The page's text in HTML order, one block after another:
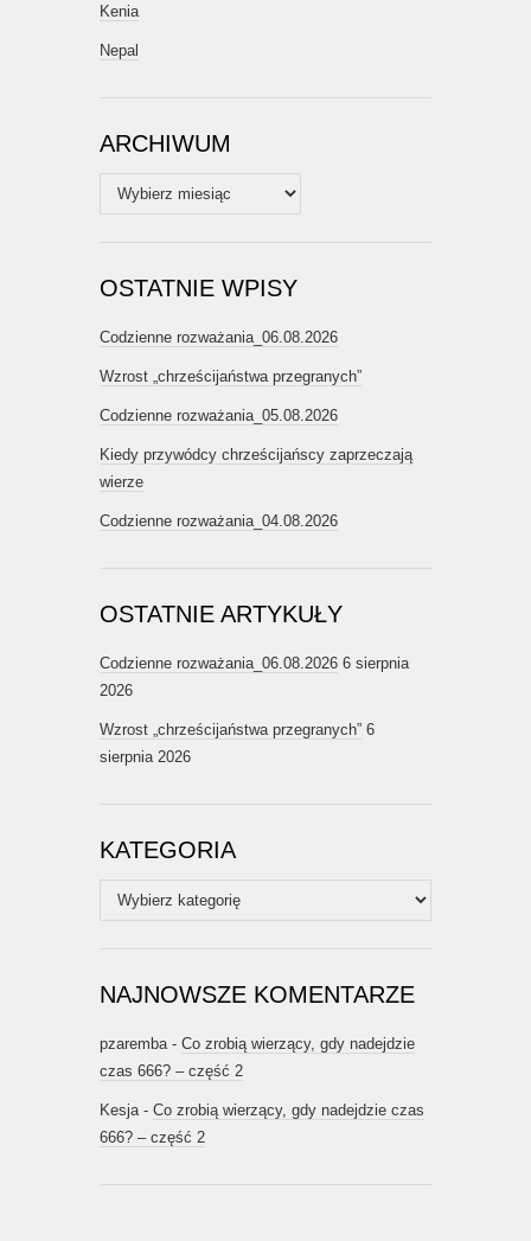
Kenia
Nepal
ARCHIWUM
Archiwum
OSTATNIE WPISY
Codzienne rozważania_06.08.2026
Wzrost „chrześcijaństwa przegranych”
Codzienne rozważania_05.08.2026
Kiedy przywódcy chrześcijańscy zaprzeczają
wierze
Codzienne rozważania_04.08.2026
OSTATNIE ARTYKUŁY
Codzienne rozważania_06.08.2026 6 sierpnia
2026
Wzrost „chrześcijaństwa przegranych” 6
sierpnia 2026
KATEGORIA
Kategoria
NAJNOWSZE KOMENTARZE
pzaremba - Co zrobią wierzący, gdy nadejdzie
czas 666? – część 2
Kesja - Co zrobią wierzący, gdy nadejdzie czas
666? – część 2